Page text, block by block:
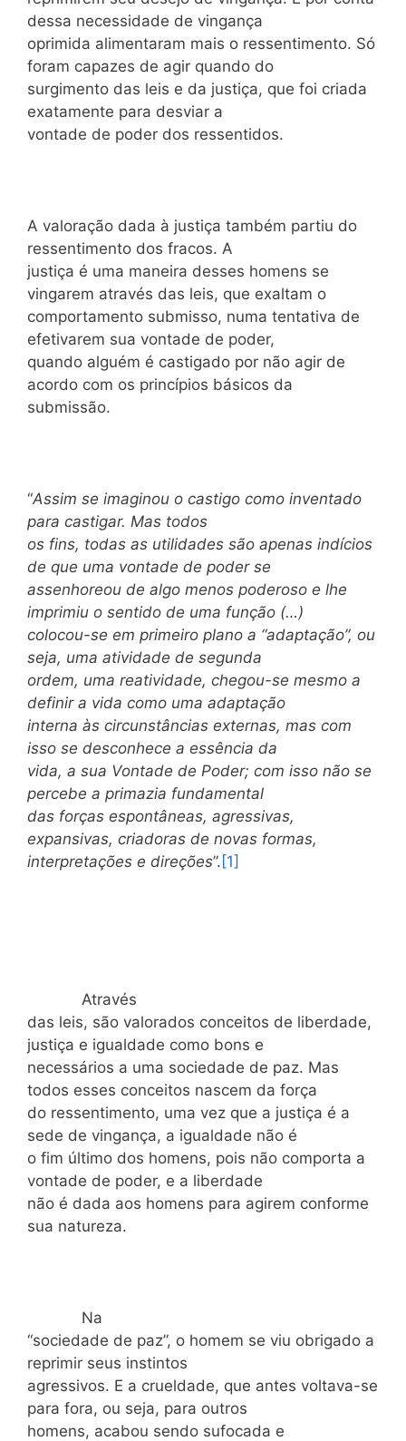
dessa necessidade de vingança
oprimida alimentaram mais o ressentimento. Só
foram capazes de agir quando do
surgimento das leis e da justiça, que foi criada
exatamente para desviar a
vontade de poder dos ressentidos.
A valoração dada à justiça também partiu do
ressentimento dos fracos. A
justiça é uma maneira desses homens se
vingarem através das leis, que exaltam o
comportamento submisso, numa tentativa de
efetivarem sua vontade de poder,
quando alguém é castigado por não agir de
acordo com os princípios básicos da
submissão.
“Assim se imaginou o castigo como inventado
para castigar. Mas todos
os fins, todas as utilidades são apenas indícios
de que uma vontade de poder se
assenhoreou de algo menos poderoso e lhe
imprimiu o sentido de uma função (…)
colocou-se em primeiro plano a “adaptação”, ou
seja, uma atividade de segunda
ordem, uma reatividade, chegou-se mesmo a
definir a vida como uma adaptação
interna às circunstâncias externas, mas com
isso se desconhece a essência da
vida, a sua Vontade de Poder; com isso não se
percebe a primazia fundamental
das forças espontâneas, agressivas,
expansivas, criadoras de novas formas,
interpretações e direções”. [1]
Através
das leis, são valorados conceitos de liberdade,
justiça e igualdade como bons e
necessários a uma sociedade de paz. Mas
todos esses conceitos nascem da força
do ressentimento, uma vez que a justiça é a
sede de vingança, a igualdade não é
o fim último dos homens, pois não comporta a
vontade de poder, e a liberdade
não é dada aos homens para agirem conforme
sua natureza.
Na
“sociedade de paz”, o homem se viu obrigado a
reprimir seus instintos
agressivos. E a crueldade, que antes voltava-se
para fora, ou seja, para outros
homens, acabou sendo sufocada e